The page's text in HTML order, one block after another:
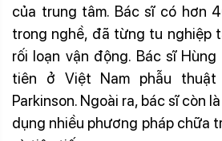
của trung tâm. Bác sĩ có hơn
trong nghề, đã từng tu nghiệp
rối loạn vận động. Bác sĩ
tiên ở Việt Nam phẫu thuật
Parkinson. Ngoài ra, bác sĩ còn
dụng nhiều phương pháp chữa